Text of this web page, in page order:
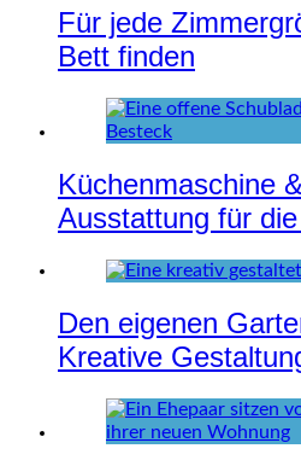
Für jede
Bett finden
Küchenmaschine
Ausstattung für
Den eigenen
Kreative